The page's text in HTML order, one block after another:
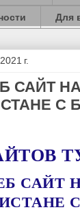
Для
г.
САЙТ НА
С
САЙТ НА